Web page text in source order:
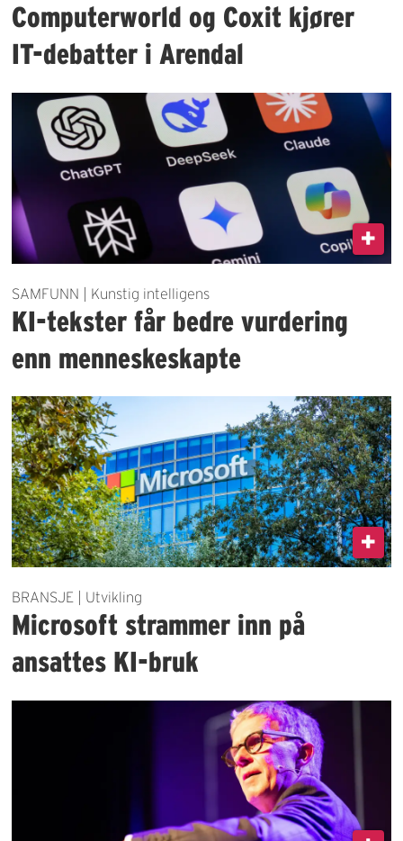
Computerworld og Coxit kjører
IT-debatter i Arendal
SAMFUNN | Kunstig intelligens
KI-tekster får bedre vurdering
enn menneskeskapte
BRANSJE | Utvikling
Microsoft strammer inn på
ansattes KI-bruk